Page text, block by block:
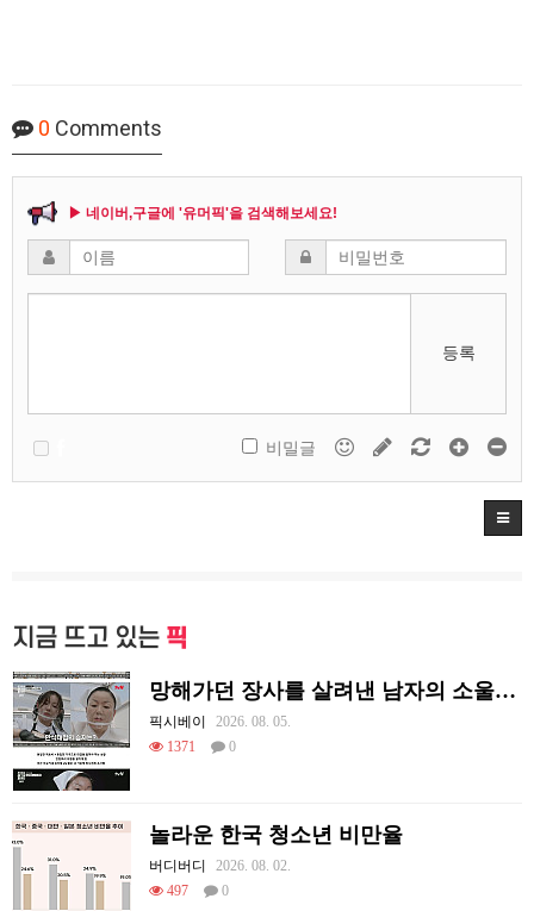
0 Comments
▶ 네이버,구글에 '유머픽'을 검색해보세요!
등록
비밀글
지금 뜨고 있는 픽
망해가던 장사를 살려낸 남자의 소울푸드 제육볶음의 위력 ㅋㅋ
픽시베이
2026. 08. 05.
1371
0
놀라운 한국 청소년 비만율
버디버디
2026. 08. 02.
497
0